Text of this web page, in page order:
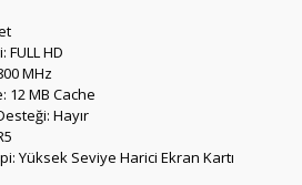
FULL HD
MHz
12 MB Cache
Hayır
Yüksek Seviye Harici Ekran Kartı